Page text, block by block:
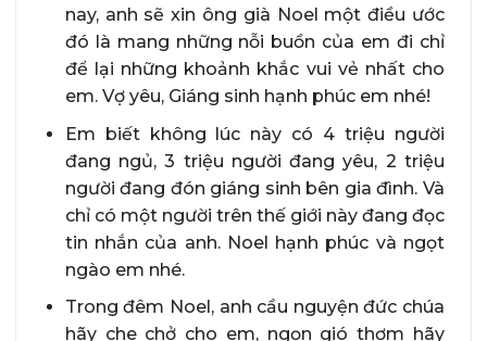
nay, anh sẽ xin ông già Noel một điều ước
đó là mang những nỗi buồn của em đi chỉ
để lại những khoảnh khắc vui vẻ nhất cho
em. Vợ yêu, Giáng sinh hạnh phúc em nhé!
Em biết không lúc này có 4 triệu người
đang ngủ, 3 triệu người đang yêu, 2 triệu
người đang đón giáng sinh bên gia đình. Và
chỉ có một người trên thế giới này đang đọc
tin nhắn của anh. Noel hạnh phúc và ngọt
ngào em nhé.
Trong đêm Noel, anh cầu nguyện đức chúa
hãy che chở cho em, ngọn gió thơm hãy